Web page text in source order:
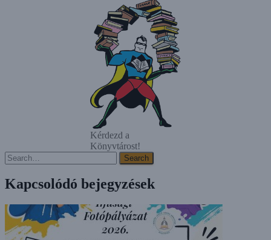
Kérdezd a
Könyvtárost!
Search
Search
Kapcsolódó bejegyzések